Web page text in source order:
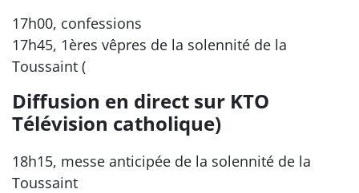
17h00, confessions
17h45, 1ères vêpres de la solennité de la
Toussaint (
Diffusion en direct sur KTO
Télévision catholique)
18h15, messe anticipée de la solennité de la
Toussaint